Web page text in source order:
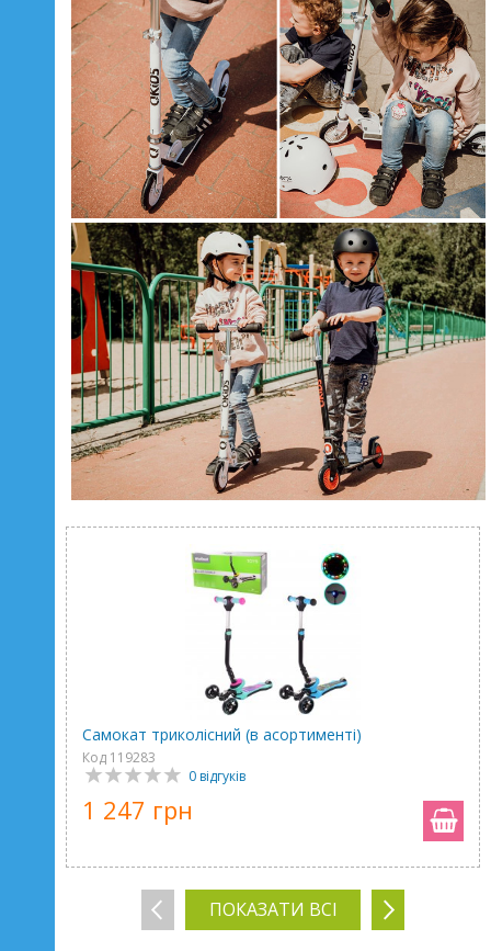
Самокат триколісний (в асортименті)
Код 119283
0 відгуків
1 247 грн
ПОКАЗАТИ ВСІ